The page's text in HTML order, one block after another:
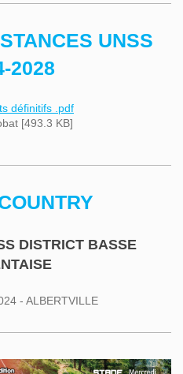
UNSS
2028
définitifs .pdf
[493.3 KB]
DISTRICT BASSE
- ALBERTVILLE